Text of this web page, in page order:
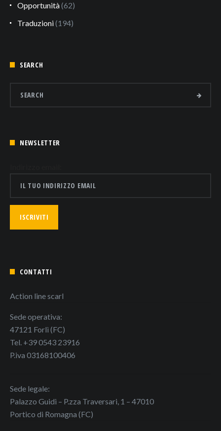
Opportunità(62)
Traduzioni(194)
SEARCH
NEWSLETTER
CONTATTI
Action line scarl
Sede operativa:
47121 Forlì (FC)
Tel. +39 0543 23916
P.iva 03168100406
Sede legale:
Palazzo Guidi – P.zza Traversari, 1 – 47010
Portico di Romagna (FC)